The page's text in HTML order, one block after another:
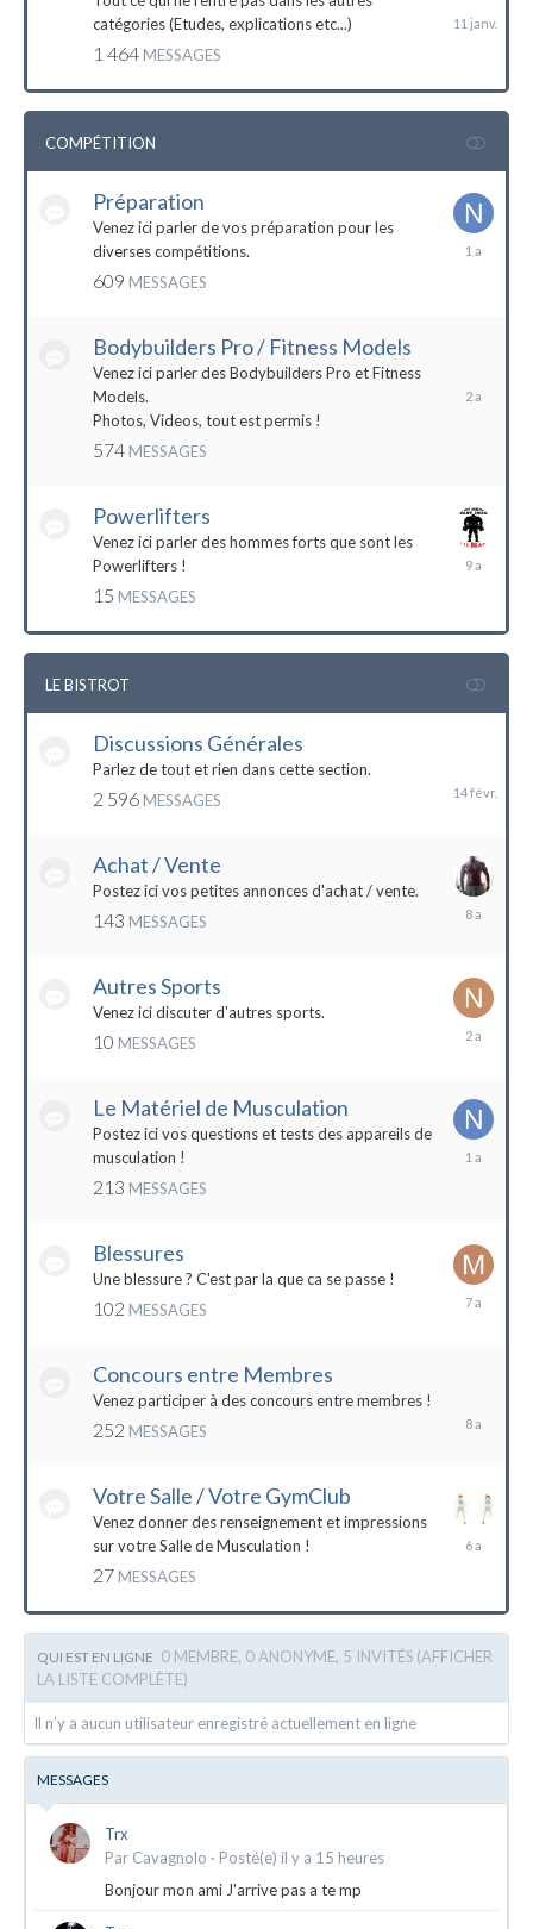
catégories (Etudes, explications etc...)
1 464 MESSAGES
COMPÉTITION
Préparation
Venez ici parler de vos préparation pour les
diverses compétitions.
609 MESSAGES
14
Bodybuilders Pro / Fitness Models
Venez ici parler des Bodybuilders Pro et Fitness
Models.
Photos, Videos, tout est permis !
574 MESSAGES
2021
Powerlifters
Venez ici parler des hommes forts que sont les
Powerlifters !
15 MESSAGES
LE BISTROT
Discussions Générales
Parlez de tout et rien dans cette section.
2 596 MESSAGES
Achat / Vente
Postez ici vos petites annonces d'achat / vente.
143 MESSAGES
Autres Sports
Venez ici discuter d'autres sports.
10 MESSAGES
18
Le Matériel de Musculation
Postez ici vos questions et tests des appareils de
musculation !
213 MESSAGES
Blessures
Une blessure ? C'est par la que ca se passe !
102 MESSAGES
19
Concours entre Membres
Venez participer à des concours entre membres !
252 MESSAGES
2016
Votre Salle / Votre GymClub
Venez donner des renseignement et impressions
sur votre Salle de Musculation !
27 MESSAGES
26
QUI EST EN LIGNE 0 MEMBRE, 0 ANONYME, 5 INVITÉS (AFFICHER
LA LISTE COMPLÈTE)
Il n’y a aucun utilisateur enregistré actuellement en ligne
MESSAGES
Trx
Par Cavagnolo · Posté(e) il y a 15 heures
Bonjour mon ami J'arrive pas a te mp